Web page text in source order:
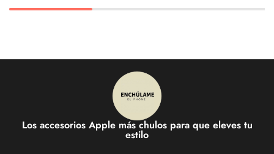
Los accesorios Apple más chulos para que eleves tu
estilo